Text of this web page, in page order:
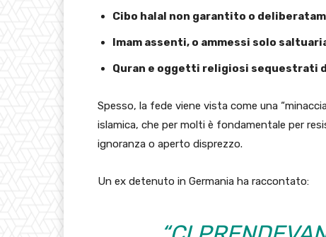
Cibo halal non garantito o
Imam assenti, o ammessi solo
Quran e oggetti religiosi sequestrati
Spesso, la fede viene vista come una
islamica, che per molti è fondamentale per
ignoranza o aperto disprezzo.
Un ex detenuto in Germania ha raccontato: